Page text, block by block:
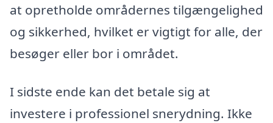
at opretholde områdernes tilgængelighed
og sikkerhed, hvilket er vigtigt for alle, der
besøger eller bor i området.
I sidste ende kan det betale sig at
investere i professionel snerydning. Ikke